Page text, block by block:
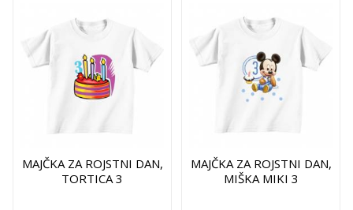
MAJČKA ZA ROJSTNI DAN,
TORTICA 3
MAJČKA ZA ROJSTNI DAN,
MIŠKA MIKI 3